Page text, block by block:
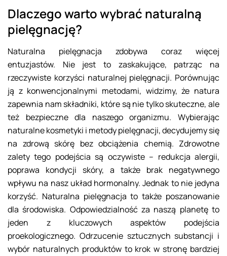
Dlaczego warto wybrać naturalną
pielęgnację?
Naturalna pielęgnacja zdobywa coraz więcej
entuzjastów. Nie jest to zaskakujące, patrząc na
rzeczywiste korzyści naturalnej pielęgnacji. Porównując
ją z konwencjonalnymi metodami, widzimy, że natura
zapewnia nam składniki, które są nie tylko skuteczne, ale
też bezpieczne dla naszego organizmu. Wybierając
naturalne kosmetyki i metody pielęgnacji, decydujemy się
na zdrową skórę bez obciążenia chemią. Zdrowotne
zalety tego podejścia są oczywiste – redukcja alergii,
poprawa kondycji skóry, a także brak negatywnego
wpływu na nasz układ hormonalny. Jednak to nie jedyna
korzyść. Naturalna pielęgnacja to także poszanowanie
dla środowiska. Odpowiedzialność za naszą planetę to
jeden z kluczowych aspektów podejścia
proekologicznego. Odrzucenie sztucznych substancji i
wybór naturalnych produktów to krok w stronę bardziej